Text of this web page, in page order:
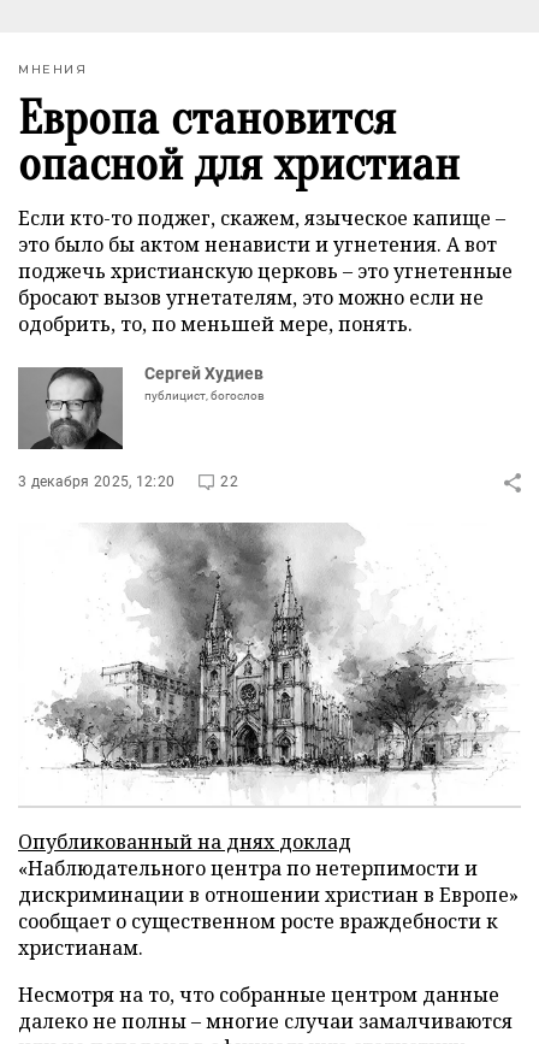
МНЕНИЯ
Европа становится
опасной для христиан
Если кто-то поджег, скажем, языческое капище –
это было бы актом ненависти и угнетения. А вот
поджечь христианскую церковь – это угнетенные
бросают вызов угнетателям, это можно если не
одобрить, то, по меньшей мере, понять.
Сергей Худиев
публицист, богослов
3 декабря 2025, 12:20 22
Опубликованный на дняхдоклад
«Наблюдательного центра по нетерпимости и
дискриминации в отношении христиан в Европе»
сообщает о существенном росте враждебности к
христианам.
Несмотря на то, что собранные центром данные
далеко не полны – многие случаи замалчиваются